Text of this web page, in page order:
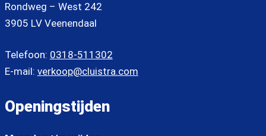
Rondweg – West 242
3905 LV Veenendaal
Telefoon: 0318-511302
E-mail: verkoop@cluistra.com
Openingstijden